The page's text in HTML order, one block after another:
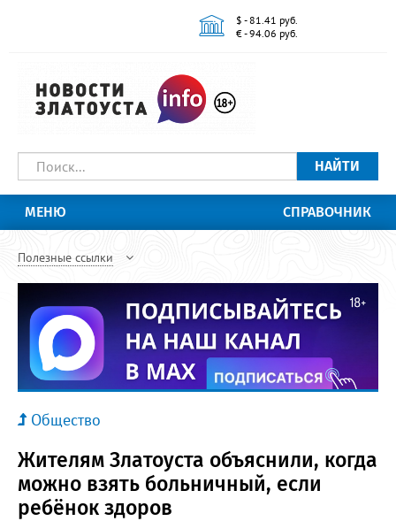
$ - 81.41 руб.
€ - 94.06 руб.
НАЙТИ
МЕНЮ СПРАВОЧНИК
Полезные ссылки
Общество
Жителям Златоуста объяснили, когда
можно взять больничный, если
ребёнок здоров